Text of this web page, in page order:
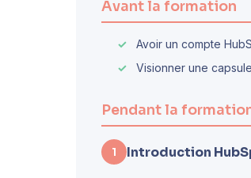
Avant la formation
Avoir un compte
Visionner une
Pendant la
1 Introduction